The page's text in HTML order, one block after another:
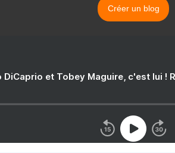
Créer un blog
DiCaprio et Tobey Maguire, c'est lui !